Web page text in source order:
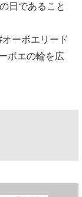
日であること
ーボエリード
ボエの輪を広